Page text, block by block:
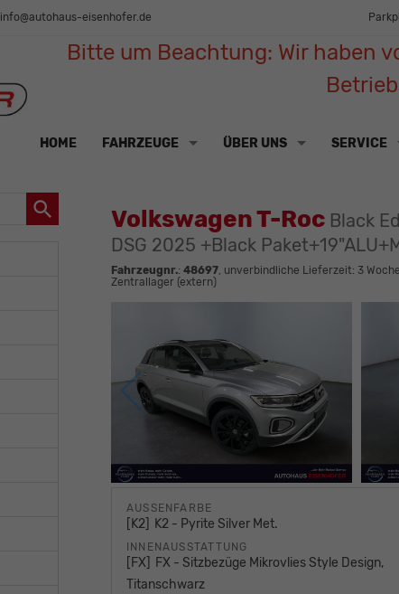
info@autohaus-eisenhofer.de
Bitte um Beachtung: Wir haben
HOME FAHRZEUGE ÜBER UNS SERVICE
Volkswagen T-Roc Black
DSG 2025 +Black
Fahrzeugnr.: 48697, unverbindliche Lieferzeit: 3
Zentrallager (extern)
AUSSENFARBE
K2 K2 - Pyrite Silver Met.
INNENAUSSTATTUNG
FX
FX - Sitzbezüge Mikrovlies Style Design,
Titanschwarz